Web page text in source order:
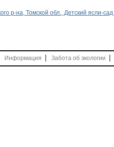
р-на, Томской обл., Детский ясли-
Информация Забота об экологии